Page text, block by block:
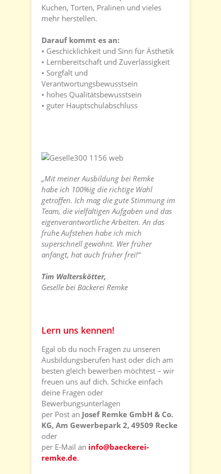
Kuchen, Torten, Pralinen und vieles
mehr herstellen.
Darauf kommt es an:
• Geschicklichkeit und Sinn für Ästhetik
• Lernbereitschaft und Zuverlässigkeit
• Sorgfalt und
Verantwortungsbewusstsein
• hohes Qualitätsbewusstsein
• guter Hauptschulabschluss
„Mit meiner Ausbildung bei Remke
habe ich 100%ig die richtige Wahl
getroffen. Ich mag die gute Stimmung im
Team, die vielfältigen Aufgaben und das
eigenverantwortliche Arbeiten. An das
frühe Aufstehen habe ich mich
superschnell gewöhnt. Wer früher
anfängt, hat auch früher frei!“
Tim Walterskötter,
Geselle bei Bäckerei Remke
Lern uns kennen!
Egal ob du noch Fragen zu unseren
Ausbildungsberufen hast oder dich am
besten gleich bewerben möchtest – wir
freuen uns auf dich. Schicke einfach
deine Fragen oder
Bewerbungsunterlagen
per Post an Josef Remke GmbH & Co.
KG, Am Gewerbepark 2, 49509 Recke
oder
per E-Mail an info@baeckerei-
remke.de.